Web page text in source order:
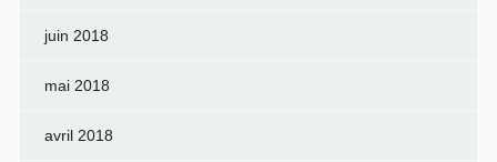
juin 2018
mai 2018
avril 2018